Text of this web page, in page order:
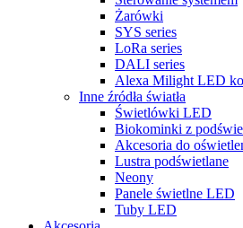
Żarówki
SYS series
LoRa series
DALI series
Alexa Milight LED
Inne źródła światła
Świetlówki LED
Biokominki z
Akcesoria do
Lustra podświetlane
Neony
Panele świetlne LED
Tuby LED